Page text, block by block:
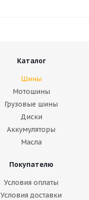
Каталог
Шины
Мотошины
Грузовые шины
Диски
Аккумуляторы
Масла
Покупателю
Условия оплаты
Условия доставки